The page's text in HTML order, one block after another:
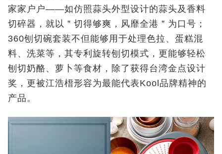
家家户户——如仿照蒜头外型设计的蒜头及香料
切碎器，就以＂切得够爽，风靡全港＂为口号；
360刨切碗套装不但能够用于处理色拉、蛋糕混
料、洗菜等，其专利旋转刨切模式，更能够轻松
刨切奶酪、萝卜等食材，除了获得台湾金点设计
奖，更被江浩榗形容为最能代表Kool品牌精神的
产品。